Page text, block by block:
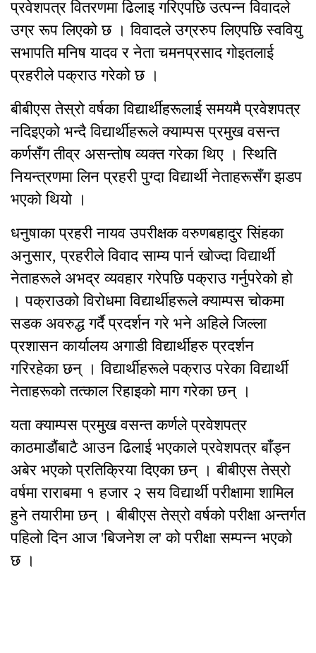
प्रवेशपत्र वितरणमा ढिलाइ गरिएपछि उत्पन्न विवादले
उग्र रूप लिएको छ । विवादले उग्ररुप लिएपछि स्ववियु
सभापति मनिष यादव र नेता चमनप्रसाद गोइतलाई
प्रहरीले पक्राउ गरेको छ ।
बीबीएस तेस्रो वर्षका विद्यार्थीहरूलाई समयमै प्रवेशपत्र
नदिइएको भन्दै विद्यार्थीहरूले क्याम्पस प्रमुख वसन्त
कर्णसँग तीव्र असन्तोष व्यक्त गरेका थिए । स्थिति
नियन्त्रणमा लिन प्रहरी पुग्दा विद्यार्थी नेताहरूसँग झडप
भएको थियो ।
धनुषाका प्रहरी नायव उपरीक्षक वरुणबहादुर सिंहका
अनुसार, प्रहरीले विवाद साम्य पार्न खोज्दा विद्यार्थी
नेताहरूले अभद्र व्यवहार गरेपछि पक्राउ गर्नुपरेको हो
। पक्राउको विरोधमा विद्यार्थीहरूले क्याम्पस चोकमा
सडक अवरुद्ध गर्दै प्रदर्शन गरे भने अहिले जिल्ला
प्रशासन कार्यालय अगाडी विद्यार्थीहरु प्रदर्शन
गरिरहेका छन् । विद्यार्थीहरूले पक्राउ परेका विद्यार्थी
नेताहरूको तत्काल रिहाइको माग गरेका छन् ।
यता क्याम्पस प्रमुख वसन्त कर्णले प्रवेशपत्र
काठमाडौंबाटै आउन ढिलाई भएकाले प्रवेशपत्र बाँड्न
अबेर भएको प्रतिक्रिया दिएका छन् । बीबीएस तेस्रो
वर्षमा राराबमा १ हजार २ सय विद्यार्थी परीक्षामा शामिल
हुने तयारीमा छन् । बीबीएस तेस्रो वर्षको परीक्षा अन्तर्गत
पहिलो दिन आज 'बिजनेश ल' को परीक्षा सम्पन्न भएको
छ ।